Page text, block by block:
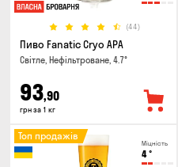
(44)
Пиво Fanatic Cryo APA
Світле, Нефільтроване, 4.7°
93,90
грн за 1 кг
Міцність
4°
Топ продажів